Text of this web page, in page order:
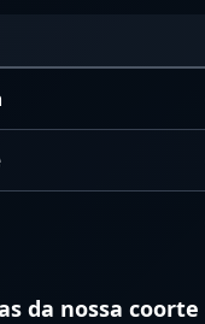
da nossa